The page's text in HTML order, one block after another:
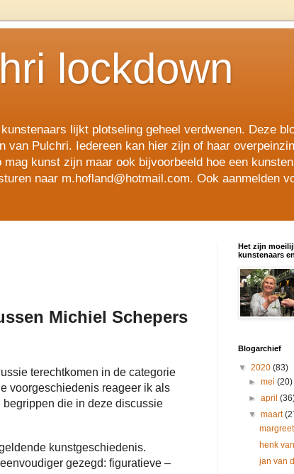
lockdown
lijkt plotseling geheel verdwenen. Deze
van Pulchri. Iedereen kan hier zijn of haar
kunst zijn maar ook bijvoorbeeld hoe een
naar m.hofland@hotmail.com. Ook aanmelden
Michiel Schepers
terechtkomen in de categorie
voorgeschiedenis reageer ik als
begrippen die in deze discussie
kunstgeschiedenis.
gezegd: figuratieve –
Het zijn
kunstenaars
Blogarchief
▼ 2020 (83)
►mei(20)
►april
▼maart
henk
jan van